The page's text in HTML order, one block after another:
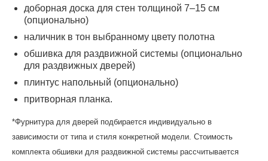
доборная доска для стен толщиной 7–15 см
(опционально)
наличник в тон выбранному цвету полотна
обшивка для раздвижной системы (опционально
для раздвижных дверей)
плинтус напольный (опционально)
притворная планка.
*Фурнитура для дверей подбирается индивидуально в
зависимости от типа и стиля конкретной модели. Стоимость
комплекта обшивки для раздвижной системы рассчитывается